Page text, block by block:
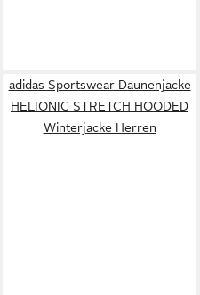
adidas Sportswear Daunenjacke
HELIONIC STRETCH HOODED
Winterjacke Herren